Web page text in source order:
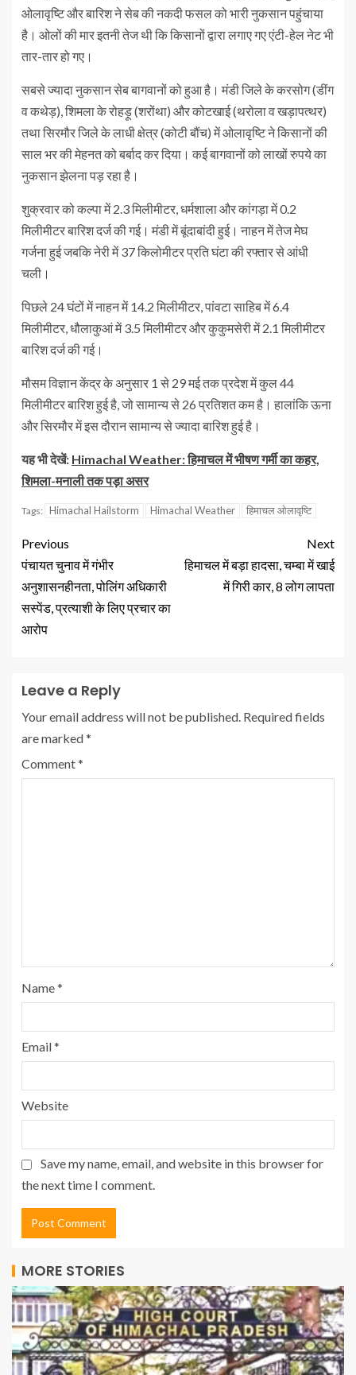
ओलावृष्टि और बारिश ने सेब की नकदी फसल को भारी नुकसान पहुंचाया
है। ओलों की मार इतनी तेज थी कि किसानों द्वारा लगाए गए एंटी-हेल नेट भी
तार-तार हो गए।
सबसे ज्यादा नुकसान सेब बागवानों को हुआ है। मंडी जिले के करसोग (डींग
व कथेड़), शिमला के रोहड़ू (शरोंथा) और कोटखाई (थरोला व खड़ापत्थर)
तथा सिरमौर जिले के लाधी क्षेत्र (कोटी बौंच) में ओलावृष्टि ने किसानों की
साल भर की मेहनत को बर्बाद कर दिया। कई बागवानों को लाखों रुपये का
नुकसान झेलना पड़ रहा है।
शुक्रवार को कल्पा में 2.3 मिलीमीटर, धर्मशाला और कांगड़ा में 0.2
मिलीमीटर बारिश दर्ज की गई। मंडी में बूंदाबांदी हुई। नाहन में तेज मेघ
गर्जना हुई जबकि नेरी में 37 किलोमीटर प्रति घंटा की रफ्तार से आंधी
चली।
पिछले 24 घंटों में नाहन में 14.2 मिलीमीटर, पांवटा साहिब में 6.4
मिलीमीटर, धौलाकुआं में 3.5 मिलीमीटर और कुकुमसेरी में 2.1 मिलीमीटर
बारिश दर्ज की गई।
मौसम विज्ञान केंद्र के अनुसार 1 से 29 मई तक प्रदेश में कुल 44
मिलीमीटर बारिश हुई है, जो सामान्य से 26 प्रतिशत कम है। हालांकि ऊना
और सिरमौर में इस दौरान सामान्य से ज्यादा बारिश हुई है।
यह भी देखें: Himachal Weather: हिमाचल में भीषण गर्मी का कहर,
शिमला-मनाली तक पड़ा असर
Tags: Himachal Hailstorm Himachal Weather हिमाचल ओलावृष्टि
Previous
पंचायत चुनाव में गंभीर
अनुशासनहीनता, पोलिंग अधिकारी
सस्पेंड, प्रत्याशी के लिए प्रचार का
आरोप
Next
हिमाचल में बड़ा हादसा, चम्बा में खाई
में गिरी कार, 8 लोग लापता
Leave a Reply
Your email address will not be published. Required fields
are marked*
Comment*
Name*
Email*
Website
Save my name, email, and website in this browser for
the next time I comment.
MORE STORIES